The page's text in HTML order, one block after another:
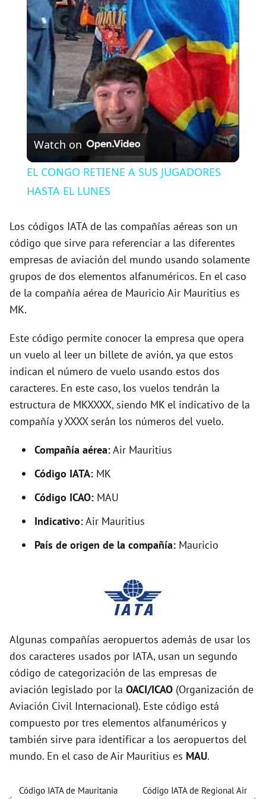
l
a
y
V
i
e
o
Watch on
EL CONGO RETIENE A SUS JUGADORES
HASTA EL LUNES
Los códigos IATA de las compañías aéreas son un
código que sirve para referenciar a las diferentes
empresas de aviación del mundo usando solamente
grupos de dos elementos alfanuméricos. En el caso
de la compañía aérea de Mauricio Air Mauritius es
MK.
Este código permite conocer la empresa que opera
un vuelo al leer un billete de avión, ya que estos
indican el número de vuelo usando estos dos
caracteres. En este caso, los vuelos tendrán la
estructura de MKXXXX, siendo MK el indicativo de la
compañía y XXXX serán los números del vuelo.
Compañía aérea:Air Mauritius
Código IATA: MK
Código ICAO: MAU
Indicativo:Air Mauritius
País de origen de la compañía: Mauricio
Algunas compañías aeropuertos además de usar los
dos caracteres usados por IATA, usan un segundo
código de categorización de las empresas de
aviación legislado por la OACI/ICAO (Organización de
Aviación Civil Internacional). Este código está
compuesto por tres elementos alfanuméricos y
también sirve para identificar a los aeropuertos del
mundo. En el caso de Air Mauritius es MAU.
Código IATA de Mauritania Código IATA de Regional Air